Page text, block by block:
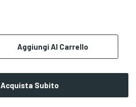
Aggiungi Al Carrello
Acquista Subito